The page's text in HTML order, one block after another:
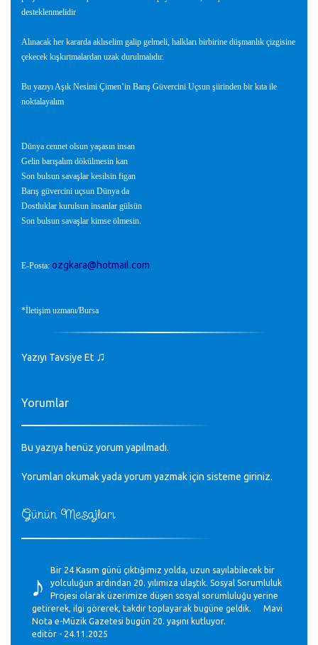
Günün Mesajları
♪
Bir 24 Kasım günü çıktığımız yolda, uzun sayılabilecek bir
yolculuğun ardından 20. yılımıza ulaştık. Sosyal Sorumluluk
Projesi olarak üzerimize düşen sosyal sorumluluğu yerine
getirerek, ilgi görerek, takdir toplayarak bugüne geldik. Mavi
Nota e-Müzik Gazetesi bugün 20. yaşını kutluyor.
editör - 24.11.2025
desteklenmelidir
Alınacak her kararda aklıselim galip gelmeli, halkları birbirine düşmanlık çizgisine
çekecek kışkırtmalardan uzak durulmalıdır.
Bu yazıyı Aşık Nesimi Çimen’in Barış Güvercini Uçsun şiirinden bir kıta ile
noktalayalım
Dünya cennet olsun yaşasın insan
Gelin barışalım dökülmesin kan
Son bulsun savaşlar kesilsin figan
Barış güvercini uçsun Dünya da
Dostluklar kurulsun insanlar gülsün
Son bulsun savaşlar kimse ölmesin.
E-Posta: ozgkara@hotmail.com
*İletişim uzmanı/Bursa
Yazıyı Tavsiye Et ♫
Yorumlar
Bu yazıya henüz yorum yapılmadı.
Yorumları okumak yada yorum yazmak için sisteme giriniz.